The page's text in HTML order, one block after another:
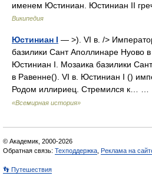
именем Юстиниан. Юстиниан II
Википедия
Юстиниан I — >). VI в. />
базилики Сант Аполлинаре Нуово
Юстиниан I. Мозаика базилики
в Равенне(). VI в. Юстиниан I ()
Родом иллириец. Стремился к… …
«Всемирная история»
© Академик, 2000-2026
Обратная связь: Техподдержка Реклама на
👣 Путешествия